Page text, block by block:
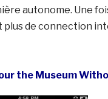
autonome. Une
plus de connection
the Museum